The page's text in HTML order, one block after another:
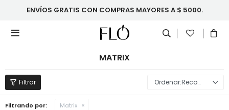
ENVÍOS GRATIS CON COMPRAS MAYORES A $ 5000.

MATRIX
Recomendados
Filtrando por: Matrix